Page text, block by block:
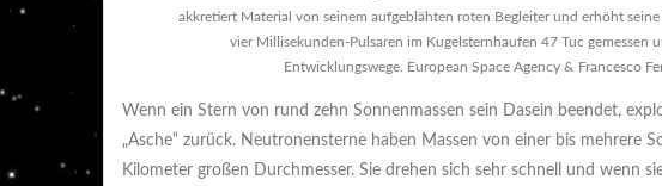
akkretiert Material von seinem aufgeblähten roten Begleiter und erhöht
vier Millisekunden-Pulsaren im Kugelsternhaufen 47 Tuc gemessen
Entwicklungswege. European Space Agency & Francesco
Wenn ein Stern von rund zehn Sonnenmassen sein Dasein beendet,
„Asche“ zurück. Neutronensterne haben Massen von einer bis mehrere
Kilometer großen Durchmesser. Sie drehen sich sehr schnell und wenn